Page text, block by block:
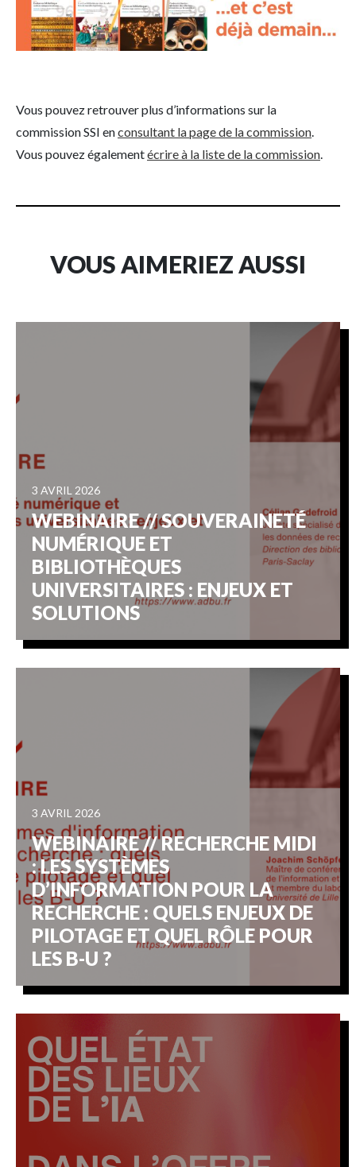
Vous pouvez retrouver plus d’informations sur la
commission SSI enconsultant la page de la commission.
Vous pouvez égalementécrire à la liste de la commission.
VOUS AIMERIEZ AUSSI
3 AVRIL 2026
WEBINAIRE // SOUVERAINETÉ
NUMÉRIQUE ET
BIBLIOTHÈQUES
UNIVERSITAIRES : ENJEUX ET
SOLUTIONS
3 AVRIL 2026
WEBINAIRE // RECHERCHE MIDI
: LES SYSTÈMES
D’INFORMATION POUR LA
RECHERCHE : QUELS ENJEUX DE
PILOTAGE ET QUEL RÔLE POUR
LES B-U ?